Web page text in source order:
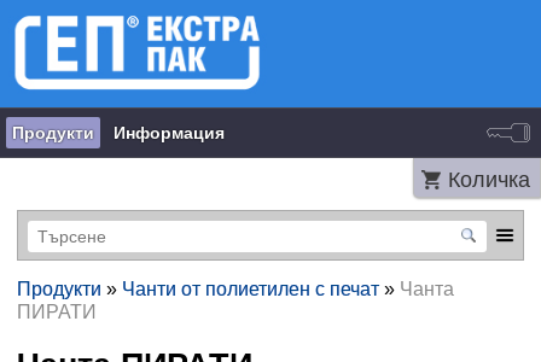
Продукти Информация
Количка
Продукти » Чанти от полиетилен с печат» Чанта
ПИРАТИ